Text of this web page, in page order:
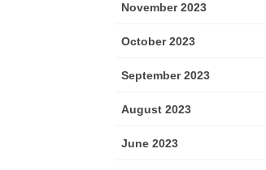
November 2023
October 2023
September 2023
August 2023
June 2023